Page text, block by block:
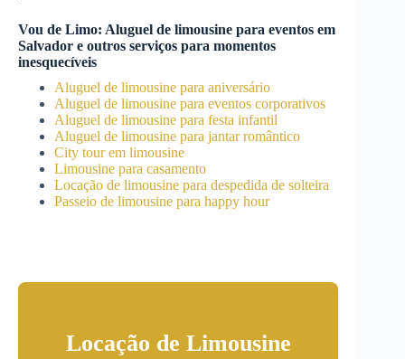
Vou de Limo: Aluguel de limousine para eventos em
Salvador e outros serviços para momentos
inesquecíveis
Aluguel de limousine para aniversário
Aluguel de limousine para eventos corporativos
Aluguel de limousine para festa infantil
Aluguel de limousine para jantar romântico
City tour em limousine
Limousine para casamento
Locação de limousine para despedida de solteira
Passeio de limousine para happy hour
Locação de Limousine